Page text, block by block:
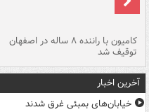
کامیون با راننده ۸ ساله در اصفهان
توقیف شد
آخرین اخبار
خیابان‌های بمبئی غرق شدند